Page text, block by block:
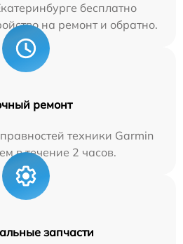
бесплатно
на ремонт и обратно.
ремонт
техники Garmin
в течение 2 часов.
запчасти